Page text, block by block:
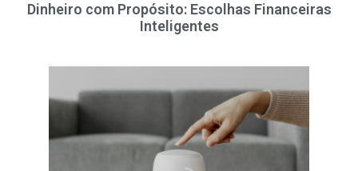
Dinheiro com Propósito: Escolhas Financeiras
Inteligentes